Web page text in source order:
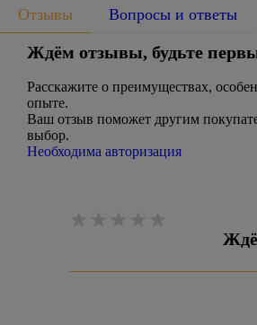
Отзывы Вопросы и ответы
Ждём отзывы, будьте
Расскажите о преимуществах,
опыте.
Ваш отзыв поможет другим
выбор.
Необходима авторизация